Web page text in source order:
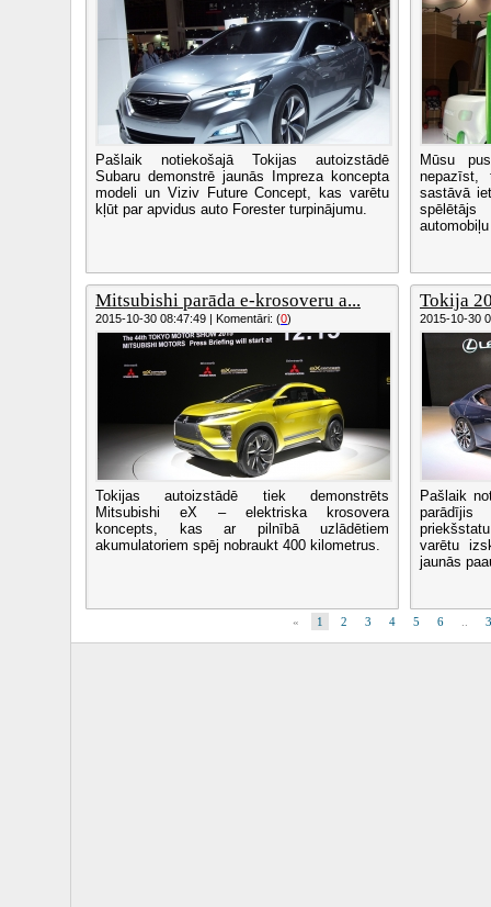
Pašlaik notiekošajā Tokijas autoizstādē
Subaru demonstrē jaunās Impreza koncepta
modeli un Viziv Future Concept, kas varētu
kļūt par apvidus auto Forester turpinājumu.
Mūsu
nepazīst,
sastāvā
Mitsubishi parāda e-krosoveru a...
2015-10-30 08:47:49 | Komentāri: (0)
Tokijas autoizstādē tiek demonstrēts
Mitsubishi eX – elektriska krosovera
koncepts, kas ar pilnībā uzlādētiem
akumulatoriem spēj nobraukt 400 kilometrus.
Tokija
2015-10-30
Pašlaik
parādījis
varētu
jaunās
« 1 2 3 4 5 6